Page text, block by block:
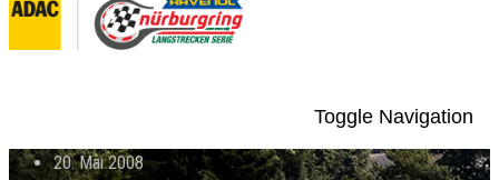
Toggle Navigation
20. Mai 2008